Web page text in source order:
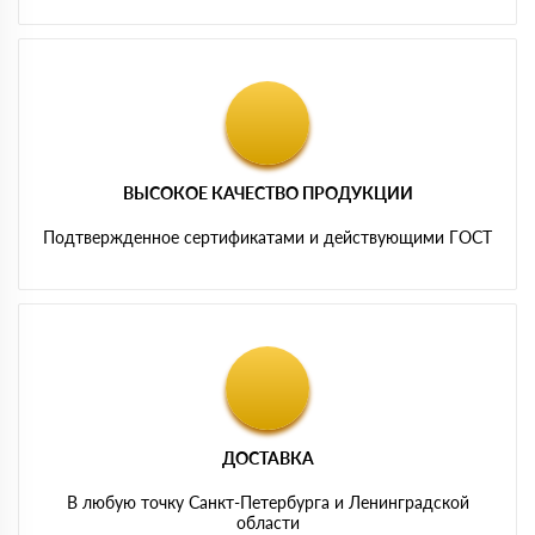
ВЫСОКОЕ КАЧЕСТВО ПРОДУКЦИИ
Подтвержденное сертификатами и действующими ГОСТ
ДОСТАВКА
В любую точку Санкт-Петербурга и Ленинградской
области